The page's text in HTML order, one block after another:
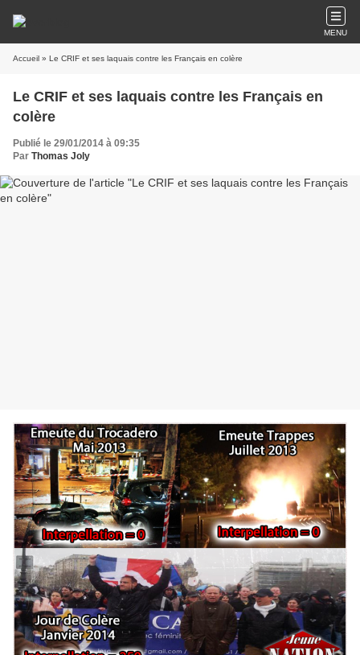
MENU
Accueil » Le CRIF et ses laquais contre les Français en colère
Le CRIF et ses laquais contre les Français en
colère
Publié le 29/01/2014 à 09:35
Par Thomas Joly